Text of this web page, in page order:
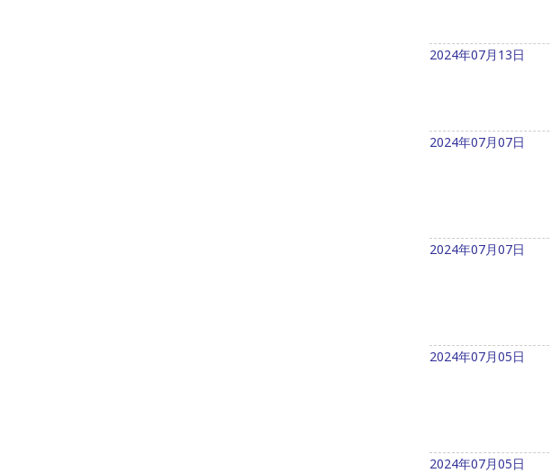
2024年07月13日
2024年07月07日
2024年07月07日
2024年07月05日
2024年07月05日